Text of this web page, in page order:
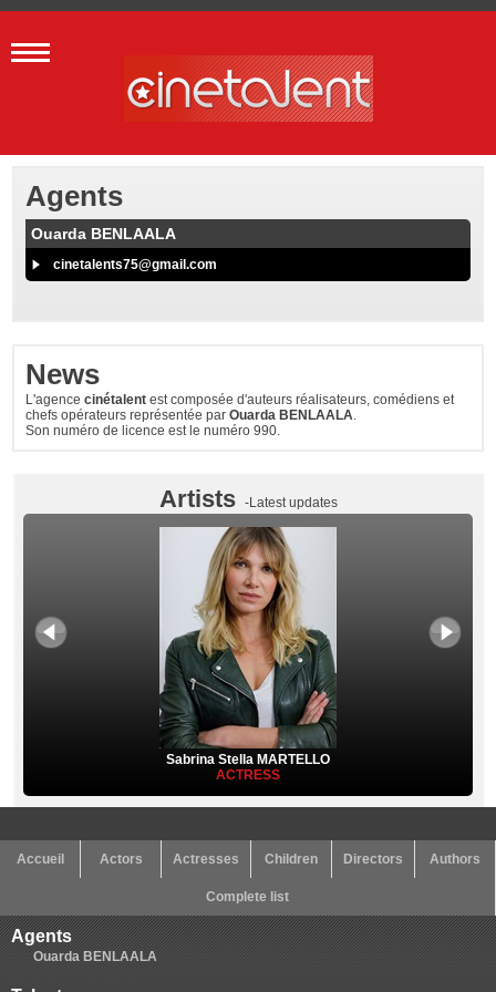
News
L'agencecinétalent est composée d'auteurs réalisateurs, comédiens et
chefs opérateurs représentée parOuarda BENLAALA.
Son numéro de licence est le numéro 990.
Agents
Ouarda BENLAALA
cinetalents75@gmail.com
Artists -Latest updates
Sabrina Stella MARTELLO
ACTRESS
Accueil Actors Actresses Children Directors Authors
Complete list
Agents
Ouarda BENLAALA